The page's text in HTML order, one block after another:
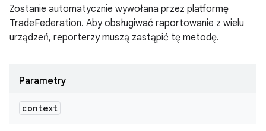
Zostanie automatycznie wywołana przez platformę
TradeFederation. Aby obsługiwać raportowanie z wielu
urządzeń, reporterzy muszą zastąpić tę metodę.
Parametry
context